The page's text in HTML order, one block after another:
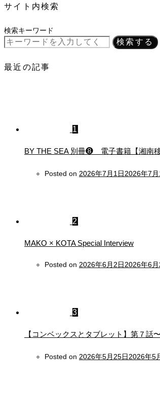
サイト内検索
検索キーワード
検索する
最近の記事
1
BY THE SEA 別冊❽ 電子書籍【湘南
Posted on 2026年7月1日2026年7月
2
MAKO × KOTA Special Interview
Posted on 2026年6月2日2026年6月
3
【コンベックスとタブレット】第７
Posted on 2026年5月25日2026年5